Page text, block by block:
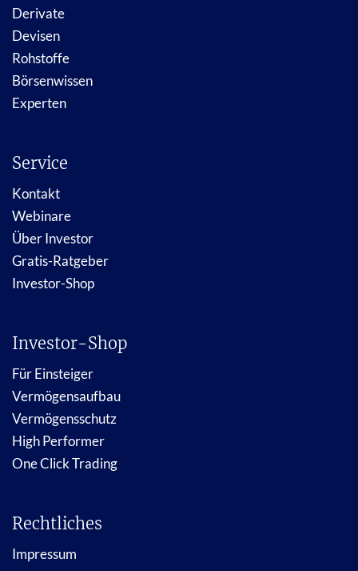
Derivate
Devisen
Rohstoffe
Börsenwissen
Experten
Service
Kontakt
Webinare
Über Investor
Gratis-Ratgeber
Investor-Shop
Investor-Shop
Für Einsteiger
Vermögensaufbau
Vermögensschutz
High Performer
One Click Trading
Rechtliches
Impressum